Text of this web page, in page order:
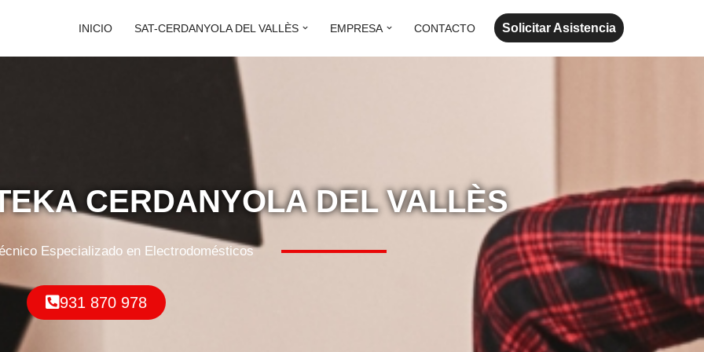
INICIO SAT-CERDANYOLA DEL VALLÈS EMPRESA CONTACTO Solicitar Asistencia
CERDANYOLA DEL VALLÈS
Especializado en Electrodomésticos
931 870 978